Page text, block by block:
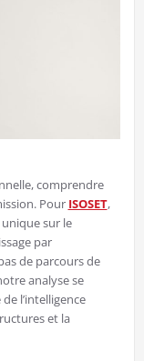
comprendre
Pour ISOSET,
sur le
par
de parcours de
analyse se
l’intelligence
et la